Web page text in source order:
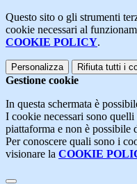
Questo sito o gli strumenti
cookie necessari al
COOKIE POLICY.
Personalizza Rifiuta tutti i
Gestione cookie
In questa schermata è
I cookie necessari sono
piattaforma e non è possibile
Per conoscere quali sono i
visionare la COOKIE